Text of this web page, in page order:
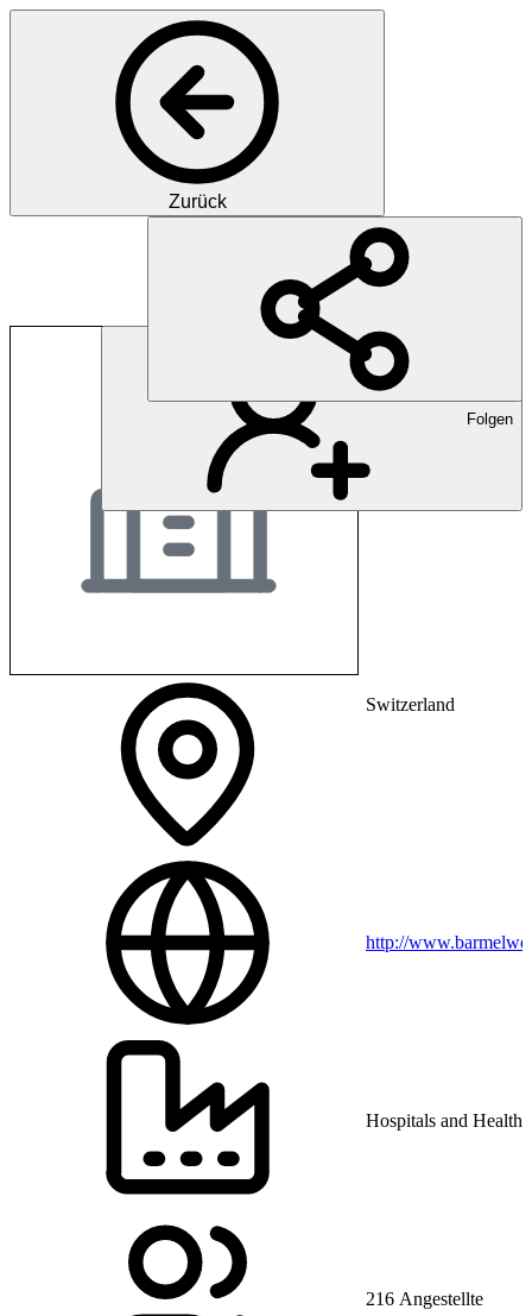
Zurück
Folgen
Barmelweid
Switzerland
http://
Hospitals and Health
216 Angestellte